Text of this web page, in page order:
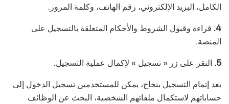
الكامل، البريد الإلكتروني، رقم الهاتف، وكلمة المرور.
4. قراءة وقبول الشروط والأحكام المتعلقة بالتسجيل على
المنصة.
5. النقر على زر « تسجيل » لإكمال عملية التسجيل.
بعد إتمام التسجيل بنجاح، يمكن للمستخدمين تسجيل الدخول إلى
حساباتهم لاستكمال ملفاتهم الشخصية، البحث عن الوظائف